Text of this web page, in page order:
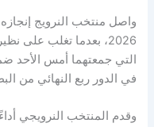
واصل منتخب النرويج
في الدور ربع النهائي من
وقدم المنتخب النرويجي